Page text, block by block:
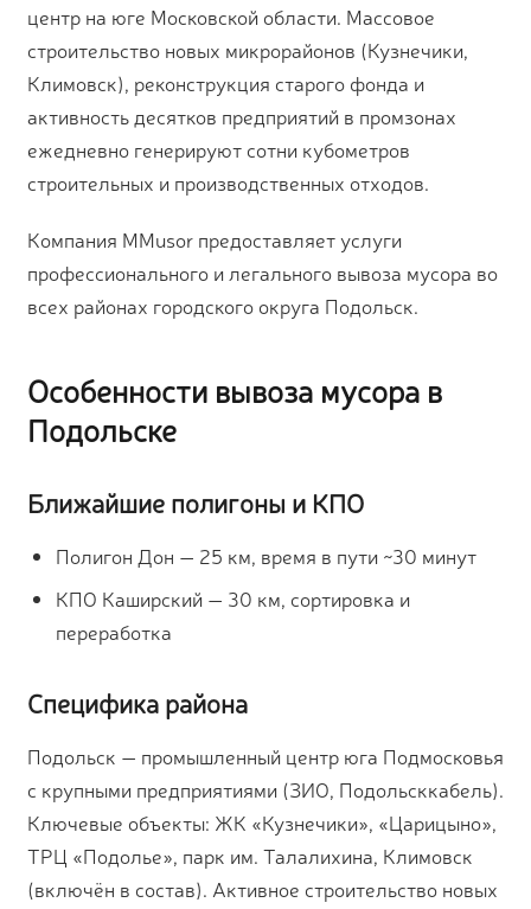
центр на юге Московской области. Массовое
строительство новых микрорайонов (Кузнечики,
Климовск), реконструкция старого фонда и
активность десятков предприятий в промзонах
ежедневно генерируют сотни кубометров
строительных и производственных отходов.
Компания MMusor предоставляет услуги
профессионального и легального вывоза мусора во
всех районах городского округа Подольск.
Особенности вывоза мусора в
Подольске
Ближайшие полигоны и КПО
Полигон Дон — 25 км, время в пути ~30 минут
КПО Каширский — 30 км, сортировка и
переработка
Специфика района
Подольск — промышленный центр юга Подмосковья
с крупными предприятиями (ЗИО, Подольсккабель).
Ключевые объекты: ЖК «Кузнечики», «Царицыно»,
ТРЦ «Подолье», парк им. Талалихина, Климовск
(включён в состав). Активное строительство новых